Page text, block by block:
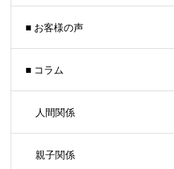
■ お客様の声
■ コラム
人間関係
親子関係